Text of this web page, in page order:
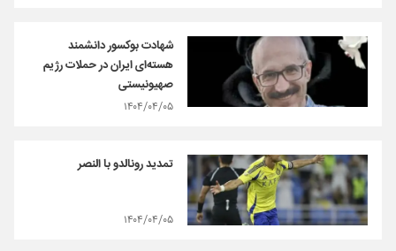
شهادت بوکسور دانشمند
هسته‌ای ایران در حملات رژیم
صهیونیستی
۱۴۰۴/۰۴/۰۵
تمدید رونالدو با النصر
۱۴۰۴/۰۴/۰۵